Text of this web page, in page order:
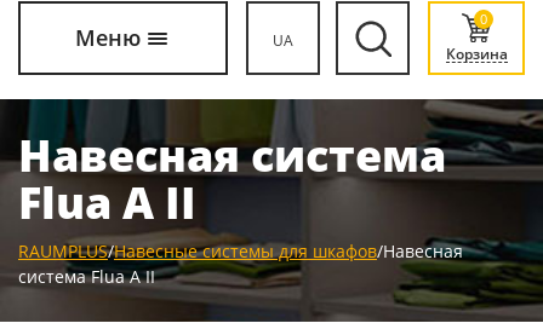
Меню UA
0
Корзина
Навесная система
Flua А ІІ
RAUMPLUS/Навесные системы для шкафов/Навесная
система Flua А ІІ